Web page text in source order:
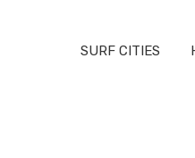
SURF CITIES